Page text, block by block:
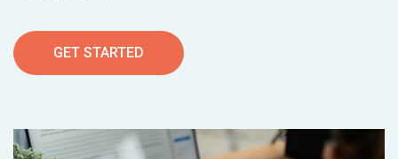
GET STARTED